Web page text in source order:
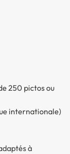
250 pictos ou
internationale)
à